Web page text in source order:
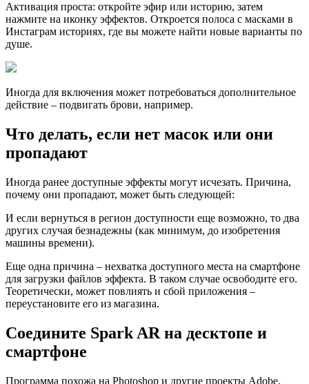
Активация проста: откройте эфир или историю, затем
нажмите на иконку эффектов. Откроется полоса с масками в
Инстаграм историях, где вы можете найти новые варианты по
душе.
Иногда для включения может потребоваться дополнительное
действие – подвигать брови, например.
Что делать, если нет масок или они
пропадают
Иногда ранее доступные эффекты могут исчезать. Причина,
почему они пропадают, может быть следующей:
И если вернуться в регион доступности еще возможно, то два
других случая безнадежны (как минимум, до изобретения
машины времени).
Еще одна причина – нехватка доступного места на смартфоне
для загрузки файлов эффекта. В таком случае освободите его.
Теоретически, может повлиять и сбой приложения –
переустановите его из магазина.
Соедините Spark AR на десктопе и
смартфоне
Программа похожа на Photoshop и другие проекты Adobe,